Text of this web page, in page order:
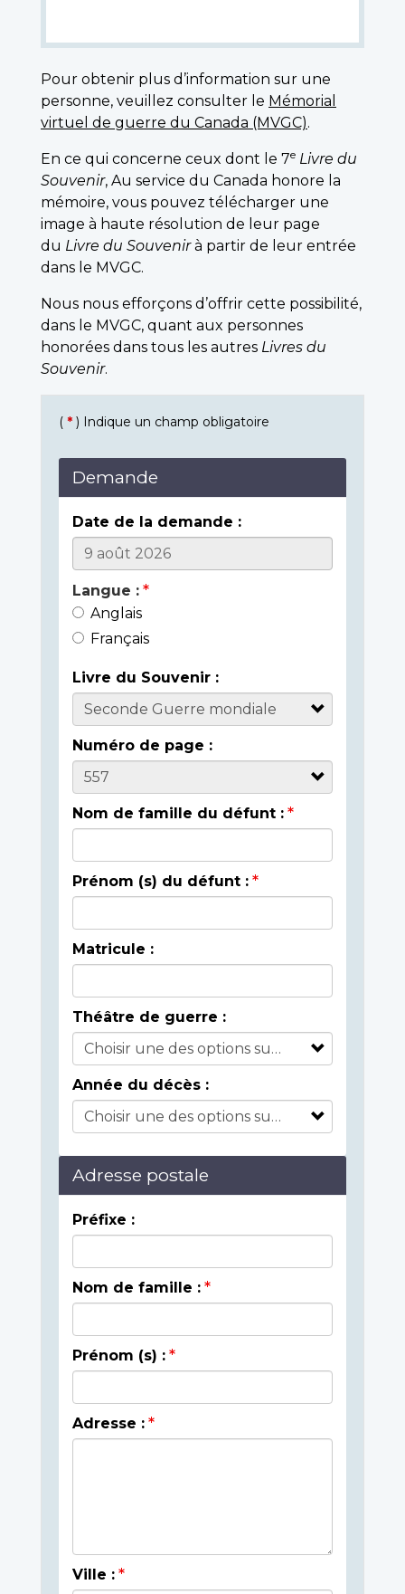
Pour obtenir plus d’information sur une
personne, veuillez consulter le Mémorial
virtuel de guerre du Canada (MVGC).
En ce qui concerne ceux dont le 7e Livre du
Souvenir, Au service du Canada honore la
mémoire, vous pouvez télécharger une
image à haute résolution de leur page
du Livre du Souvenirà partir de leur entrée
dans le MVGC.
Nous nous efforçons d’offrir cette possibilité,
dans le MVGC, quant aux personnes
honorées dans tous les autres Livres du
Souvenir.
( * ) Indique un champ obligatoire
Demande
Date de la demande :
Langue :
Anglais
Français
Livre du Souvenir :
Numéro de page :
Nom de famille du défunt :
Prénom (s) du défunt :
Matricule :
Théâtre de guerre :
Année du décès :
Adresse postale
Préfixe :
Nom de famille :
Prénom (s) :
Adresse :
Ville :